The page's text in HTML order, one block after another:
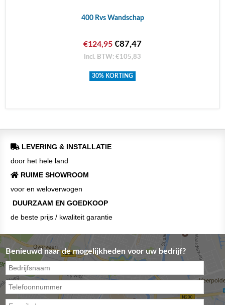
400 Rvs Wandschap
€124,95 €87,47
Incl. BTW: €105,83
30% KORTING
LEVERING & INSTALLATIE
door het hele land
RUIME SHOWROOM
voor en weloverwogen
DUURZAAM EN GOEDKOOP
de beste prijs / kwaliteit garantie
Benieuwd naar de mogelijkheden voor uw bedrijf?